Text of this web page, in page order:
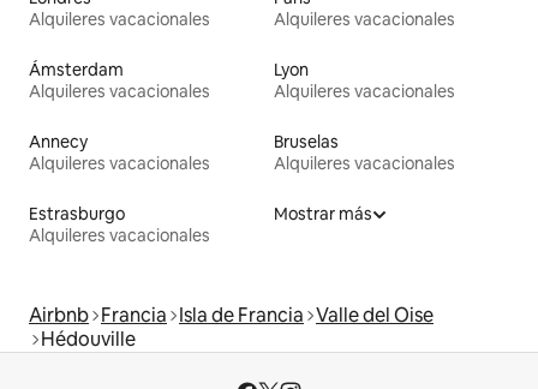
Alquileres vacacionales
Alquileres vacacionales
Ámsterdam
Alquileres vacacionales
Lyon
Alquileres vacacionales
Annecy
Alquileres vacacionales
Bruselas
Alquileres vacacionales
Estrasburgo
Alquileres vacacionales
Mostrar más
Airbnb Francia Isla de Francia Valle del Oise
Hédouville